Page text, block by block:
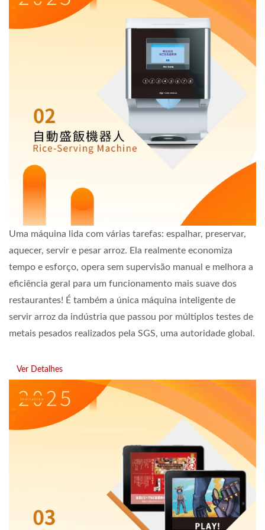
Uma máquina lida com várias tarefas: espalhar, preservar,
aquecer, servir e pesar arroz. Ela realmente economiza
tempo e esforço, opera sem supervisão manual e melhora a
eficiência geral para um funcionamento mais suave dos
restaurantes! É também a única máquina inteligente de
servir arroz da indústria que passou por múltiplos testes de
metais pesados realizados pela SGS, uma autoridade global.
Ver Detalhes